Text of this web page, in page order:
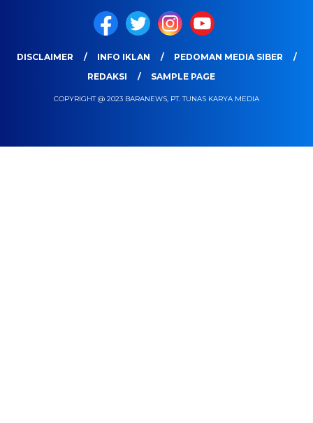
DISCLAIMER INFO IKLAN
PEDOMAN MEDIA SIBER
REDAKSI
SAMPLE PAGE
COPYRIGHT @ 2023 BARANEWS, PT. TUNAS KARYA MEDIA